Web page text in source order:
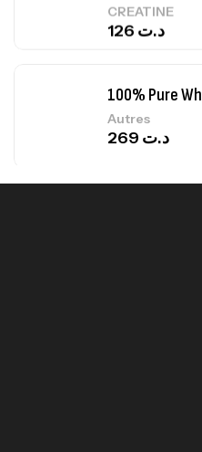
CREATINE
د.ت
100% Pure
Autres
د.ت